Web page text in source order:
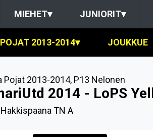
MIEHET▾ JUNIORIT▾
2013-2014▾ JOUKKUE
Pojat 2013-2014, P13 Nelonen
2014 - LoPS
TN A